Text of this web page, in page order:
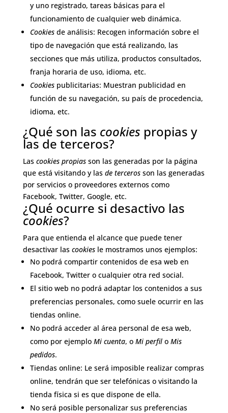
y uno registrado, tareas básicas para el
funcionamiento de cualquier web dinámica.
Cookiesde análisis: Recogen información sobre el
tipo de navegación que está realizando, las
secciones que más utiliza, productos consultados,
franja horaria de uso, idioma, etc.
Cookiespublicitarias: Muestran publicidad en
función de su navegación, su país de procedencia,
idioma, etc.
¿Qué son las cookies propias y
las de terceros?
Las cookies propiasson las generadas por la página
que está visitando y las de tercerosson las generadas
por servicios o proveedores externos como
Facebook, Twitter, Google, etc.
¿Qué ocurre si desactivo las
cookies?
Para que entienda el alcance que puede tener
desactivar las cookiesle mostramos unos ejemplos:
No podrá compartir contenidos de esa web en
Facebook, Twitter o cualquier otra red social.
El sitio web no podrá adaptar los contenidos a sus
preferencias personales, como suele ocurrir en las
tiendas online.
No podrá acceder al área personal de esa web,
como por ejemplo Mi cuenta, o Mi perfilo Mis
pedidos.
Tiendas online: Le será imposible realizar compras
online, tendrán que ser telefónicas o visitando la
tienda física si es que dispone de ella.
No será posible personalizar sus preferencias